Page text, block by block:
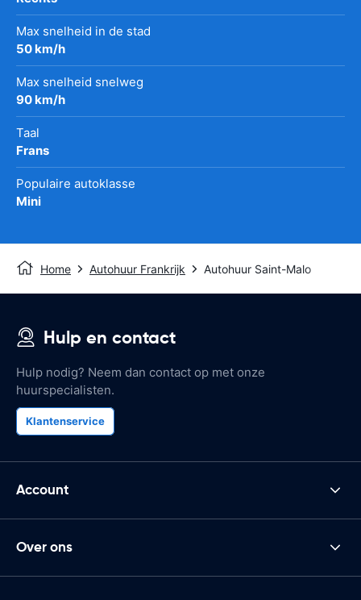
Max snelheid in de stad
50 km/h
Max snelheid snelweg
90 km/h
Taal
Frans
Populaire autoklasse
Mini
Home Autohuur Frankrijk Autohuur Saint-Malo
Hulp en contact
Hulp nodig? Neem dan contact op met onze
huurspecialisten.
Klantenservice
Account
Over ons